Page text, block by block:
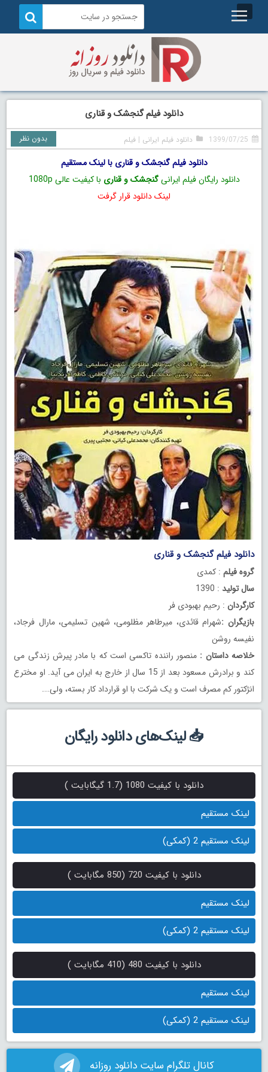
دانلود فیلم گنجشک و قناری
1399/07/25 دانلود فیلم ایرانی |فیلم بدون نظر
دانلود فیلم گنجشک و قناری با لینک مستقیم
دانلود رایگان فیلم ایرانیگنجشک و قناری با کیفیت عالی 1080p
لینک دانلود قرار گرفت
دانلود فیلم گنجشک و قناری
گروه فیلم : کمدی
سال تولید : 1390
کارگردان : رحیم بهبودی فر
بازیگران :شهرام قائدی، میرطاهر مظلومی، شهین تسلیمی، مارال فرجاد،
نفیسه روشن
خلاصه داستان : منصور راننده تاکسی است که با مادر پیرش زندگی می
کند و برادرش مسعود بعد از 15 سال از خارج به ایران می آید. او مخترع
انژکتور کم مصرف است و یک شرکت با او قرارداد کار بسته، ولی….
📥 لینک‌های دانلود رایگان
دانلود با کیفیت 1080 (1.7 گیگابایت )
لینک مستقیم
لینک مستقیم 2 (کمکی)
دانلود با کیفیت 720 (850 مگابایت )
لینک مستقیم
لینک مستقیم 2 (کمکی)
دانلود با کیفیت 480 (410 مگابایت )
لینک مستقیم
لینک مستقیم 2 (کمکی)
کانال تلگرام سایت دانلود روزانه